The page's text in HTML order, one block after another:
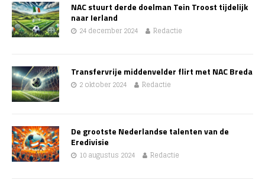
NAC stuurt derde doelman Tein Troost tijdelijk
naar Ierland
24 december 2024 Redactie
Transfervrije middenvelder flirt met NAC Breda
2 oktober 2024 Redactie
De grootste Nederlandse talenten van de
Eredivisie
10 augustus 2024 Redactie